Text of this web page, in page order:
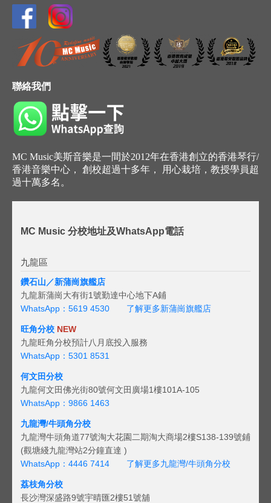
聯絡我們
MC Music美斯音樂是一間於2012年在香港創立的香港琴行/
香港音樂中心， 創校超過十多年， 用心栽培，教授學員超
過十萬多名。
MC Music 分校地址及WhatsApp電話
九龍區
鑽石山／新蒲崗旗艦店
九龍新蒲崗大有街1號勤達中心地下A鋪
WhatsApp：5619 4530
了解更多新蒲崗旗艦店
旺角分校 NEW
九龍旺角分校預計八月底投入服務
WhatsApp：5301 8531
何文田分校
九龍何文田佛光街80號何文田廣場1樓101A-105
WhatsApp：9866 1463
九龍灣/牛頭角分校
九龍灣牛頭角道77號淘大花園二期淘大商場2樓S138-139號鋪
(觀塘綫九龍灣站2分鐘直達 )
WhatsApp：4446 7414
了解更多九龍灣/牛頭角分校
荔枝角分校
長沙灣深盛路9號宇晴匯2樓51號舖